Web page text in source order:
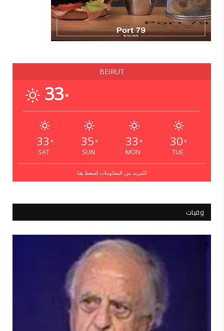
BEIRUT
33°
33 °
SAT
35 °
SUN
33 °
MON
30 °
TUE
للمزيد من المعلومات إضغط هنا
وفيات